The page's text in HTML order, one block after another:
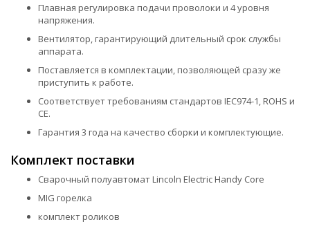
Плавная регулировка подачи проволоки и 4 уровня
напряжения.
Вентилятор, гарантирующий длительный срок службы
аппарата.
Поставляется в комплектации, позволяющей сразу же
приступить к работе.
Соответствует требованиям стандартов IEC974-1, ROHS и
CE.
Гарантия 3 года на качество сборки и комплектующие.
Комплект поставки
Сварочный полуавтомат Lincoln Electric Handy Core
MIG горелка
комплект роликов